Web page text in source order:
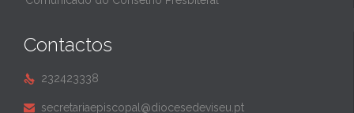
Contactos
 232423338
 secretariaepiscopal@diocesedeviseu.pt